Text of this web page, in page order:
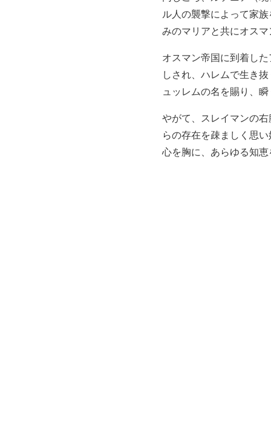
ル人の襲撃によって家
みのマリアと共にオス
オスマン帝国に到着し
しされ、ハレムで生き
ュッレムの名を賜り、
やがて、スレイマンの
らの存在を疎ましく思
心を胸に、あらゆる知